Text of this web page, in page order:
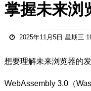
掌握未来浏
2025年11月5日 星期三
想要理解未来浏览器的
WebAssembly 3.0（